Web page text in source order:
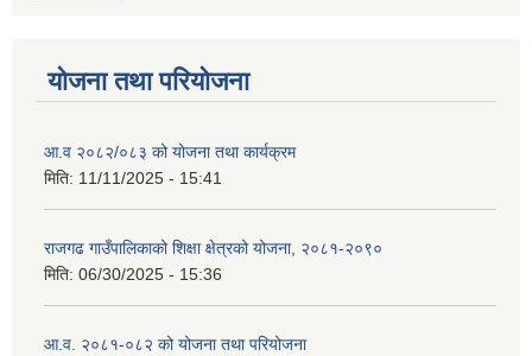
योजना तथा परियोजना
आ.व २०८२/०८३ को योजना तथा कार्यक्रम
मिति: 11/11/2025 - 15:41
राजगढ गाउँपालिकाको शिक्षा क्षेत्रको योजना, २०८१-२०९०
मिति: 06/30/2025 - 15:36
आ.व. २०८१-०८२ को योजना तथा परियोजना